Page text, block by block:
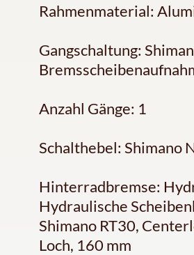
Rahmenmaterial:
Gangschaltung:
Anzahl Gänge: 1
Schalthebel: Shimano
Hinterradbremse:
Hydraulische
Shimano RT30,
Loch, 160 mm